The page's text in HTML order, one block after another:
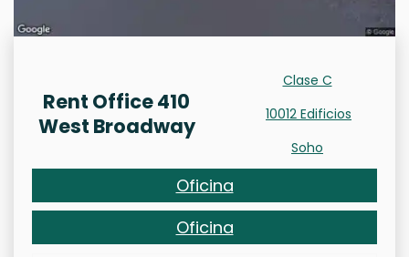
Rent Office 410
West Broadway
Clase C
10012 Edificios
Soho
Oficina
Oficina